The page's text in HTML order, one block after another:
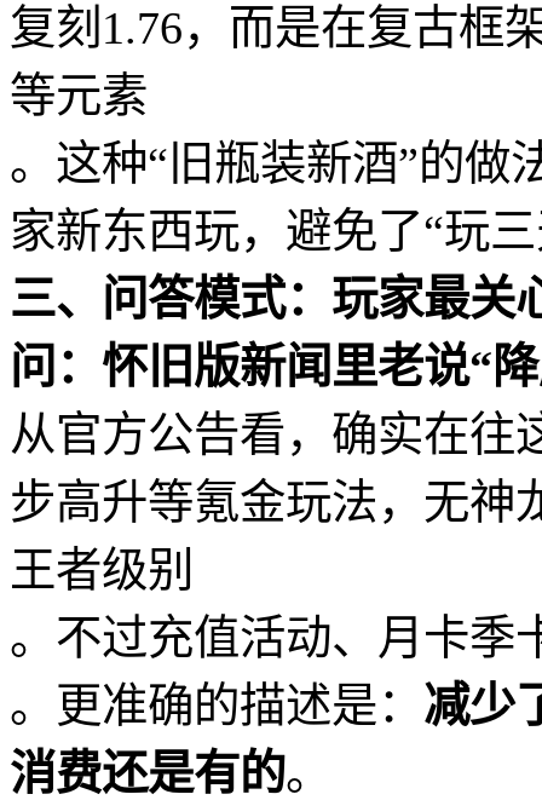
复刻1.76，而是在复古框
等元素
。这种“旧瓶装新酒”的做
家新东西玩，避免了“玩
三、问答模式：玩家最关
问：怀旧版新闻里老说“
从官方公告看，确实在
步高升等氪金玩法，无神
王者级别
。不过充值活动、月卡季
。更准确的描述是： 减少
消费还是有的。